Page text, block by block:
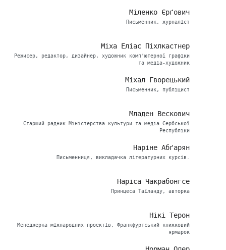
Міленко Єрґович
Письменник, журналіст
Міха Еліас Піхлкастнер
Режисер, редактор, дизайнер, художник комп’ютерної графіки
та медіа-художник
Міхал Гворецький
Письменник, публіцист
Младен Вескович
Старший радник Міністерства культури та медіа Сербської
Республіки
Наріне Абґарян
Письменниця, викладачка літературних курсів.
Наріса Чакрабонгсе
Принцеса Таїланду, авторка
Нікі Терон
Менеджерка міжнародних проектів, Франкфуртський книжковий
ярмарок